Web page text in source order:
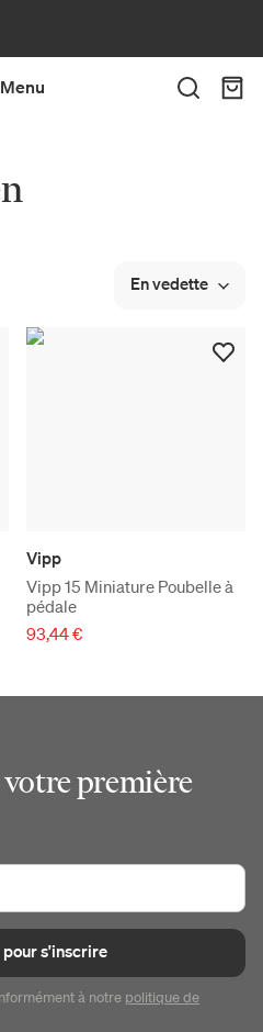
Menu
En vedette
Vipp
Vipp 15 Miniature Poubelle à
pédale
93,44 €
votre première
s'inscrire
à notre politique de